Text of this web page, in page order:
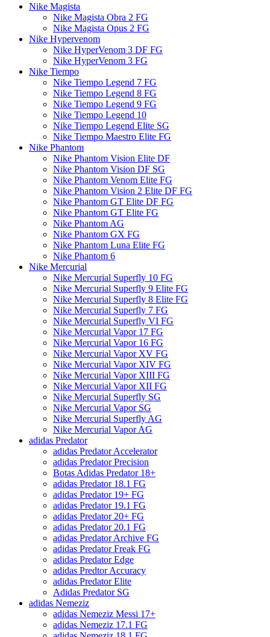
Nike Magista
Nike Magista Obra 2 FG
Nike Magista Opus 2 FG
Nike Hypervenom
Nike HyperVenom 3 DF FG
Nike HyperVenom 3 FG
Nike Tiempo
Nike Tiempo Legend 7 FG
Nike Tiempo Legend 8 FG
Nike Tiempo Legend 9 FG
Nike Tiempo Legend 10
Nike Tiempo Legend Elite SG
Nike Tiempo Maestro Elite FG
Nike Phantom
Nike Phantom Vision Elite DF
Nike Phantom Vision DF SG
Nike Phantom Venom Elite FG
Nike Phantom Vision 2 Elite DF FG
Nike Phantom GT Elite DF FG
Nike Phantom GT Elite FG
Nike Phantom AG
Nike Phantom GX FG
Nike Phantom Luna Elite FG
Nike Phantom 6
Nike Mercurial
Nike Mercurial Superfly 10 FG
Nike Mercurial Superfly 9 Elite FG
Nike Mercurial Superfly 8 Elite FG
Nike Mercurial Superfly 7 FG
Nike Mercurial Superfly VI FG
Nike Mercurial Vapor 17 FG
Nike Mercurial Vapor 16 FG
Nike Mercurial Vapor XV FG
Nike Mercurial Vapor XIV FG
Nike Mercurial Vapor XIII FG
Nike Mercurial Vapor XII FG
Nike Mercurial Superfly SG
Nike Mercurial Vapor SG
Nike Mercurial Superfly AG
Nike Mercurial Vapor AG
adidas Predator
adidas Predator Accelerator
adidas Predator Precision
Botas Adidas Predator 18+
adidas Predator 18.1 FG
adidas Predator 19+ FG
adidas Predator 19.1 FG
adidas Predator 20+ FG
adidas Predator 20.1 FG
adidas Predator Archive FG
adidas Predator Freak FG
adidas Predator Edge
adidas Predtor Accuracy
adidas Predator Elite
Adidas Predator SG
adidas Nemeziz
adidas Nemeziz Messi 17+
adidas Nemeziz 17.1 FG